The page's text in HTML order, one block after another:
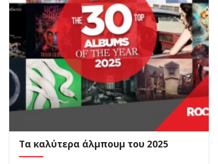
Τα καλύτερα άλμπουμ του 2025